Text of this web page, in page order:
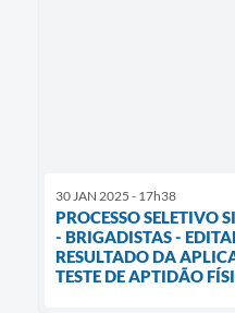
30 JAN 2025 - 17h38
PROCESSO SELETIVO
- BRIGADISTAS -
RESULTADO DA
TESTE DE APTIDÃO